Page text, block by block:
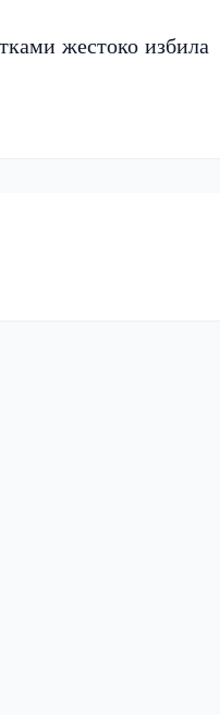
жестоко избила